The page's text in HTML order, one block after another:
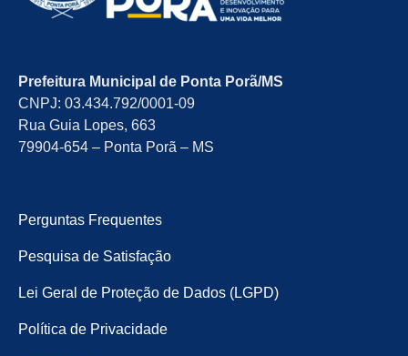
Prefeitura Municipal de Ponta Porã/MS
CNPJ: 03.434.792/0001-09
Rua Guia Lopes, 663
79904-654 – Ponta Porã – MS
Perguntas Frequentes
Pesquisa de Satisfação
Lei Geral de Proteção de Dados (LGPD)
Política de Privacidade